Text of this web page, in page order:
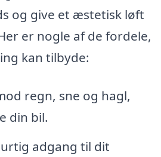
og give et æstetisk løft
er nogle af de fordele,
kan tilbyde:
regn, sne og hagl,
din bil.
adgang til dit